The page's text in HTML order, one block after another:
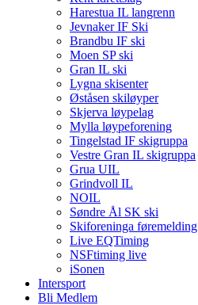
Harestua IL langrenn
Jevnaker IF Ski
Brandbu IF ski
Moen SP ski
Gran IL ski
Lygna skisenter
Øståsen skiløyper
Skjerva løypelag
Mylla løypeforening
Tingelstad IF skigruppa
Vestre Gran IL skigruppa
Grua UIL
Grindvoll IL
NOIL
Søndre Ål SK ski
Skiforeninga føremelding
Live EQTiming
NSFtiming live
iSonen
Intersport
Bli Medlem